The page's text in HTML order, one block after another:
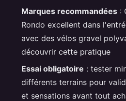
Marques recommandées :
Rondo excellent dans
avec des vélos gravel
découvrir cette pratique
Essai obligatoire : tester
différents terrains pour
et sensations avant tout